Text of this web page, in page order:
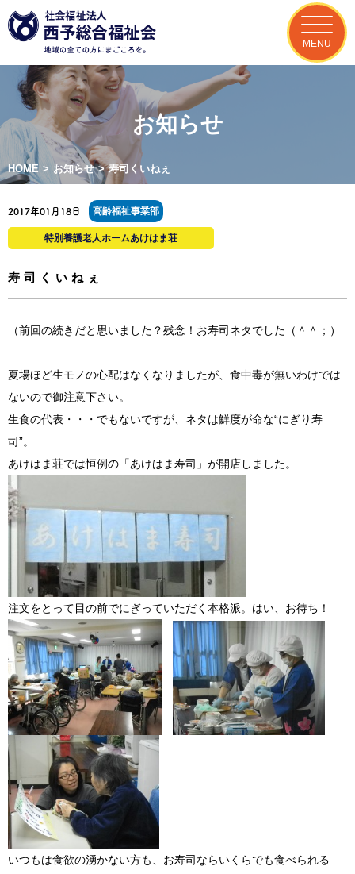
MENU
お知らせ
HOME > お知らせ > 寿司くいねぇ
2017年01月18日 高齢福祉事業部
特別養護老人ホームあけはま荘
寿司くいねぇ
（前回の続きだと思いました？残念！お寿司ネタでした（＾＾；）
夏場ほど生モノの心配はなくなりましたが、食中毒が無いわけでは
ないので御注意下さい。
生食の代表・・・でもないですが、ネタは鮮度が命な“にぎり寿
司”。
あけはま荘では恒例の「あけはま寿司」が開店しました。
注文をとって目の前でにぎっていただく本格派。はい、お待ち！
いつもは食欲の湧かない方も、お寿司ならいくらでも食べられる